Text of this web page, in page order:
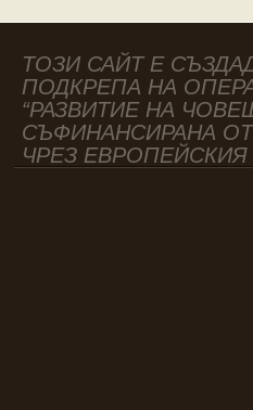
ТОЗИ САЙТ Е
ПОДКРЕПА НА
“РАЗВИТИЕ НА
СЪФИНАНСИРАНА
ЧРЕЗ